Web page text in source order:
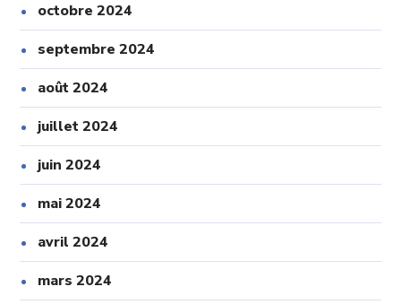
octobre 2024
septembre 2024
août 2024
juillet 2024
juin 2024
mai 2024
avril 2024
mars 2024